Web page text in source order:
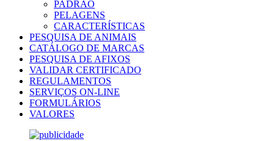
PADRÃO
PELAGENS
CARACTERÍSTICAS
PESQUISA DE ANIMAIS
CATÁLOGO DE MARCAS
PESQUISA DE AFIXOS
VALIDAR CERTIFICADO
REGULAMENTOS
SERVIÇOS ON-LINE
FORMULÁRIOS
VALORES